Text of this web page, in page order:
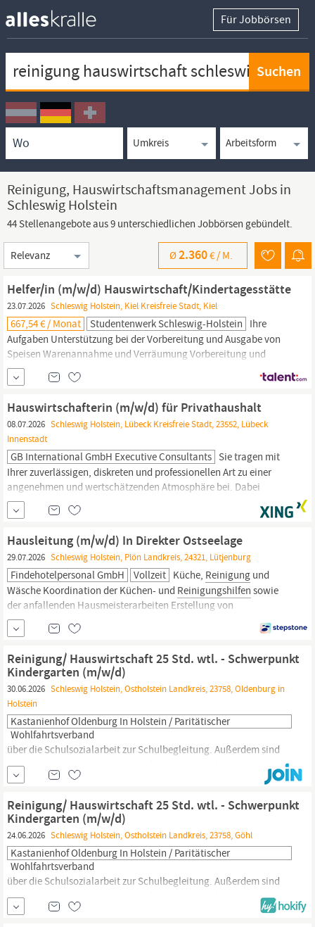
Für Jobbörsen
Ortssuche
Umkreissuche
Arbeitsform
Reinigung, Hauswirtschaftsmanagement Jobs in
Schleswig Holstein
44 Stellenangebote aus 9 unterschiedlichen Jobbörsen gebündelt.
Sortierung
Ø2.360€ / M.
Helfer/in (m/w/d) Hauswirtschaft/Kindertagesstätte
23.07.2026 Schleswig Holstein, Kiel Kreisfreie Stadt, Kiel
667,54 € / Monat Studentenwerk Schleswig-Holstein Ihre
Aufgaben Unterstützung bei der Vorbereitung und Ausgabe von
Speisen Warenannahme und Verräumung Vorbereitung und
Reinigung
der Arbeitsflächen und -geräte Abwasch und
Geschirrreinigung Wäschepflege Ihr Profil Sie verfügen über
Berufserfahrung in den Bereichen
können diese nachweisen.
Hauswirtschafterin (m/w/d) für Privathaushalt
08.07.2026 Schleswig Holstein, Lübeck Kreisfreie Stadt, 23552, Lübeck
Innenstadt
GB International GmbH Executive Consultants Sie tragen mit
Ihrer zuverlässigen, diskreten und professionellen Art zu einer
angenehmen und wertschätzenden Atmosphäre bei. Dabei
behalten Sie auch die kleinen Details im Blick und übernehmen
die Pflege und den Erhalt des exklusiven Wohnumfeldes.
(m/w/d) für Privathaushalt Großraum Lübeck,
in Teilzeit (mind. 30 Std.) oder Vollzeit Ihre Aufgaben
GewissenhafteReinigung
Hausleitung (m/w/d) In Direkter Ostseelage
29.07.2026 Schleswig Holstein, Plön Landkreis, 24321, Lütjenburg
Findehotelpersonal GmbH Vollzeit Küche, Reinigung und
Wäsche Koordination der Küchen- und Reinigungshilfen sowie
der anfallenden Hausmeisterarbeiten Erstellung von
Speiseplänen und die tägliche Zubereitung frischer,
ausgewogener Mahlzeiten für große Gruppen. Verantwortung für
den strategischen Einkauf, die Lagerhaltung und die Einhaltung
des Budgets
Reinigung/ Hauswirtschaft 25 Std. wtl. - Schwerpunkt
Kindergarten (m/w/d)
30.06.2026 Schleswig Holstein, Ostholstein Landkreis, 23758, Oldenburg in
Holstein
Kastanienhof Oldenburg In Holstein / Paritätischer
Wohlfahrtsverband
über die Schulsozialarbeit zur Schulbegleitung. Außerdem sind
wir ein Mehrgenerationshaus und unterstützen den
ortsansässigen Seniorenverein. Wir suchen Verstärkung für das
15.08.2026 eineReinigungskraft(m/w/d) für unseren
Integrationskindergarten in Oldenburd in
Reinigung/ Hauswirtschaft 25 Std. wtl. - Schwerpunkt
Kindergarten (m/w/d)
24.06.2026 Schleswig Holstein, Ostholstein Landkreis, 23758, Göhl
Kastanienhof Oldenburg In Holstein / Paritätischer
Wohlfahrtsverband
über die Schulsozialarbeit zur Schulbegleitung. Außerdem sind
wir ein Mehrgenerationshaus und unterstützen den
ortsansässigen Seniorenverein. Wir suchen Verstärkung für das